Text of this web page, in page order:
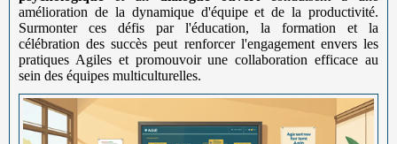
amélioration de la dynamique d'équipe et de la productivité.
Surmonter ces défis par l'éducation, la formation et la
célébration des succès peut renforcer l'engagement envers les
pratiques Agiles et promouvoir une collaboration efficace au
sein des équipes multiculturelles.